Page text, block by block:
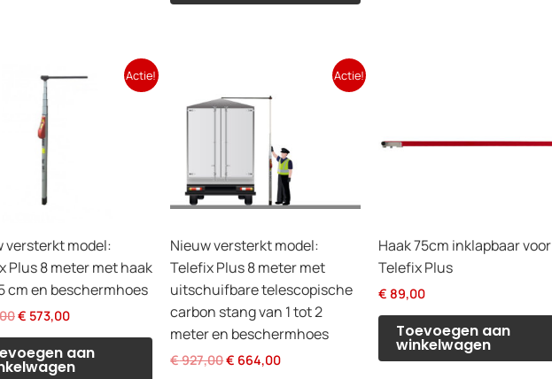
Actie!
versterkt model:
Plus 8 meter met haak
cm en beschermhoes
Oorspronkelijke
was:
€ 735,00.
€ 573,00Huidige
is:
€ 573,00.
aan
Actie!
Nieuw versterkt model:
Telefix Plus 8 meter met
uitschuifbare telescopische
carbon stang van 1 tot 2
meter en beschermhoes
€927,00Oorspronkelijke
€ 664,00Huidige
Haak 75cm inklapbaar voor
Telefix Plus
€ 89,00
Toevoegen aan
winkelwagen